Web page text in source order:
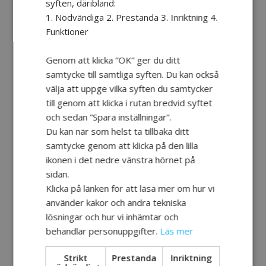
Under hela samtalet finns tolken med som
stöd.
personen bort. Sedan pratar du och tolken
ensamma om hur du upplevde samtalet.
Det är du som bestämmer hur tolken ska
hjälpa dig. Har du svårt att forma ord kan
tolken hjälpa den andra personen att förstå.
Tolken kan förtydliga för dig vad den andra
personen säger. Eller så kan tolken bara
finnas med tyst i bakgrunden tills du frågar
tolken något.
Tolken kan hjälpa till med tonval i
telefonväxlar så att du hamnar rätt.
Tolken kan också vara en hjälp för minnet.
Om du vill tar tolken korta anteckningar
syften, däribland:
1. Nödvändiga 2. Prestanda 3. Inriktning 4.
Funktioner
Genom att klicka ”OK” ger du ditt
samtycke till samtliga syften. Du kan också
välja att uppge vilka syften du samtycker
till genom att klicka i rutan bredvid syftet
och sedan ”Spara inställningar”.
Du kan när som helst ta tillbaka ditt
samtycke genom att klicka på den lilla
ikonen i det nedre vänstra hörnet på
sidan.
Klicka på länken för att läsa mer om hur vi
använder kakor och andra tekniska
lösningar och hur vi inhämtar och
behandlar personuppgifter. Läs mer
Strikt
Prestanda Inriktning